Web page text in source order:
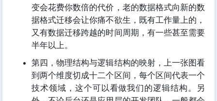
变会花费你数倍的代价，老的数据格式向新的数
据格式迁移会让你痛不欲生，既有工作量上的，
又有数据迁移跨越的时间周期，有一些甚至需要
半年以上。
第四，物理结构与逻辑结构的映射，上一张图看
到两个维度切成十二个区间，每个区间代表一个
技术领域，这个可以看做我们的逻辑结构。另